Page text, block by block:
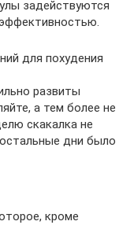
задействуются
для похудения
развиты
а тем более не
скакалка не
дни было
кроме